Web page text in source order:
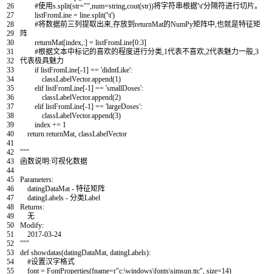
26
27
28
29
30
31
32
33
34
35
36
37
38
39
40
41
42
43
44
45
46
47
48
49
50
51
52
53
54
55
#使用s.split(str="",num=string,cout(str))将字符串根据'\t'分隔符进行切片。
listFromLine = line.split('\t')
#将数据前三列提取出来,存放到returnMat的NumPy矩阵中,也就是特征矩
阵
returnMat[index,:] = listFromLine[0:3]
#根据文本中标记的喜欢的程度进行分类,1代表不喜欢,2代表魅力一般,3
代表极具魅力
if listFromLine[-1] == 'didntLike':
classLabelVector.append(1)
elif listFromLine[-1] == 'smallDoses':
classLabelVector.append(2)
elif listFromLine[-1] == 'largeDoses':
classLabelVector.append(3)
index += 1
return returnMat, classLabelVector
"""
函数说明:可视化数据
Parameters:
datingDataMat - 特征矩阵
datingLabels - 分类Label
Returns:
无
Modify:
2017-03-24
"""
def showdatas(datingDataMat, datingLabels):
#设置汉字格式
font = FontProperties(fname=r"c:\windows\fonts\simsun.ttc", size=14)